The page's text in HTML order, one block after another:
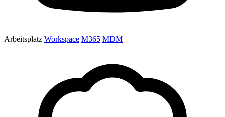
Arbeitsplatz Workspace M365 MDM